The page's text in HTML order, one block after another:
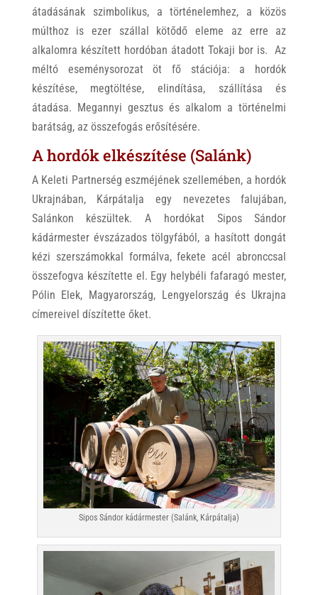
átadásának szimbolikus, a történelemhez, a közös
múlthoz is ezer szállal kötődő eleme az erre az
alkalomra készített hordóban átadott Tokaji bor is. Az
méltó eseménysorozat öt fő stációja: a hordók
készítése, megtöltése, elindítása, szállítása és
átadása. Megannyi gesztus és alkalom a történelmi
barátság, az összefogás erősítésére.
A hordók elkészítése (Salánk)
A Keleti Partnerség eszméjének szellemében, a hordók
Ukrajnában, Kárpátalja egy nevezetes falujában,
Salánkon készültek. A hordókat Sipos Sándor
kádármester évszázados tölgyfából, a hasított dongát
kézi szerszámokkal formálva, fekete acél abronccsal
összefogva készítette el. Egy helybéli fafaragó mester,
Pólin Elek, Magyarország, Lengyelország és Ukrajna
címereivel díszítette őket.
Sipos Sándor kádármester (Salánk, Kárpátalja)